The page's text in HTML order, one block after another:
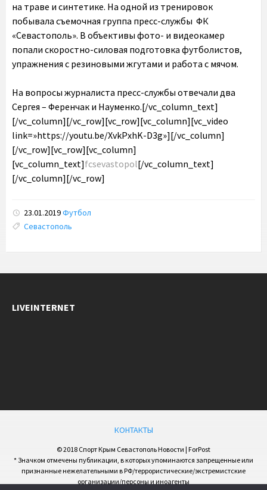
на траве и синтетике. На одной из тренировок
побывала съемочная группа пресс-службы ФК
«Севастополь». В объективы фото- и видеокамер
попали скоростно-силовая подготовка футболистов,
упражнения с резиновыми жгутами и работа с мячом.
На вопросы журналиста пресс-службы отвечали два
Сергея – Ференчак и Науменко.[/vc_column_text]
[/vc_column][/vc_row][vc_row][vc_column][vc_video
link=»https://youtu.be/XvkPxhK-D3g»][/vc_column]
[/vc_row][vc_row][vc_column]
[vc_column_text]fcsevastopol[/vc_column_text]
[/vc_column][/vc_row]
23.01.2019Футбол
Tags:
Севастополь
LIVEINTERNET
КОНТАКТЫ
© 2018 Спорт Крым Севастополь Новости | ForPost
* Значком отмечены публикации, в которых упоминаются запрещенные или
признанные нежелательными в РФ/террористические/экстремистские
организации/персоны и иноагенты